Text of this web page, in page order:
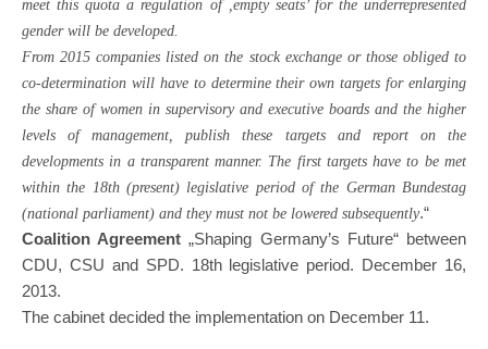
meet this quota a regulation of ,empty seats’ for the underrepresented
gender will be developed.
From 2015 companies listed on the stock exchange or those obliged to
co-determination will have to determine their own targets for enlarging
the share of women in supervisory and executive boards and the higher
levels of management, publish these targets and report on the
developments in a transparent manner. The first targets have to be met
within the 18th (present) legislative period of the German Bundestag
(national parliament) and they must not be lowered subsequently.“
Coalition Agreement „Shaping Germany’s Future“ between
CDU, CSU and SPD. 18th legislative period. December 16,
2013.
The cabinet decided the implementation on December 11.